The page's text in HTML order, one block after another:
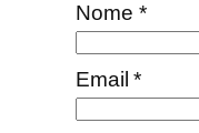
Nome *
Email*